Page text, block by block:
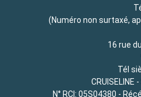
(Numéro non surtaxé,
16 rue
Tél
CRUISELINE
N° RCI: 05S04380 -